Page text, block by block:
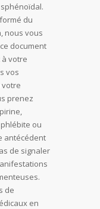
du
nous vous
document
à votre
vos
votre
prenez
ou
antécédent
de signaler
de
en